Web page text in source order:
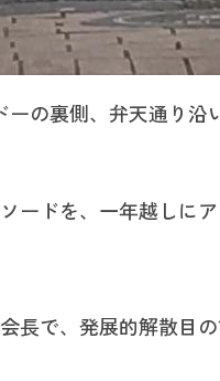
の裏側、弁天通り沿
ードを、一年越しに
長で、発展的解散目